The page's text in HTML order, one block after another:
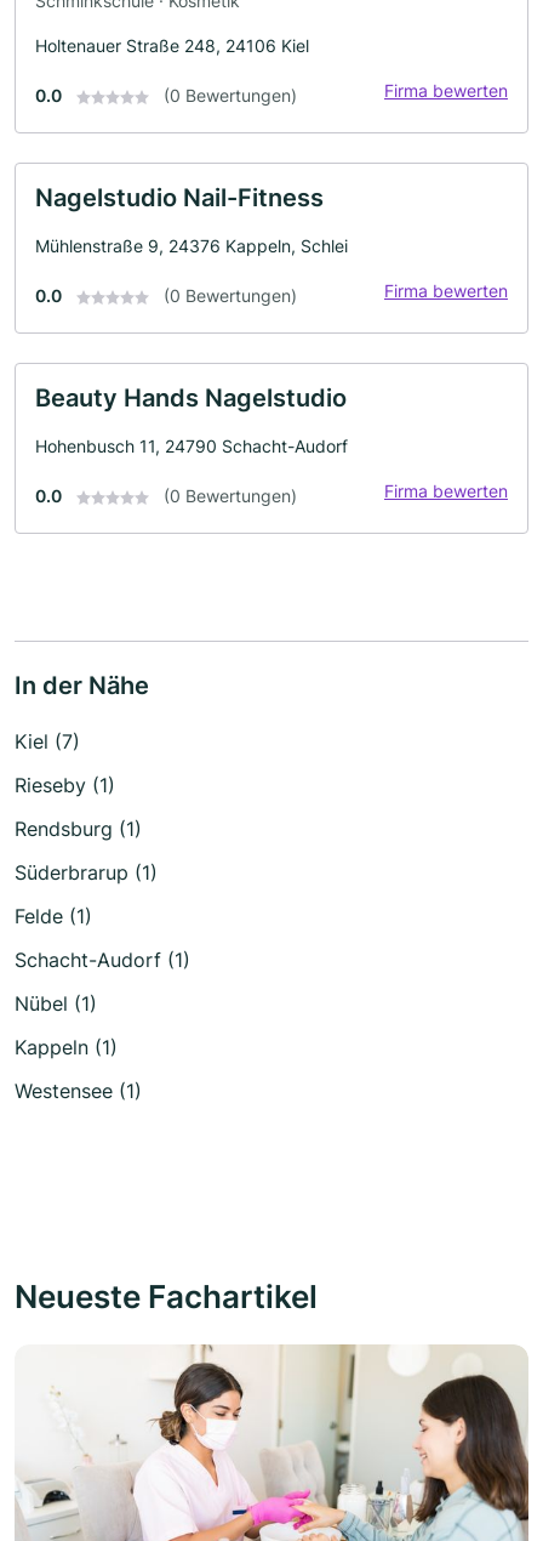
Holtenauer Straße 248, 24106 Kiel
0.0 (0 Bewertungen) Firma bewerten
Nagelstudio Nail-Fitness
Mühlenstraße 9, 24376 Kappeln, Schlei
0.0 (0 Bewertungen) Firma bewerten
Beauty Hands Nagelstudio
Hohenbusch 11, 24790 Schacht-Audorf
0.0 (0 Bewertungen) Firma bewerten
In der Nähe
Kiel (7)
Rieseby (1)
Rendsburg (1)
Süderbrarup (1)
Felde (1)
Schacht-Audorf (1)
Nübel (1)
Kappeln (1)
Westensee (1)
Neueste Fachartikel